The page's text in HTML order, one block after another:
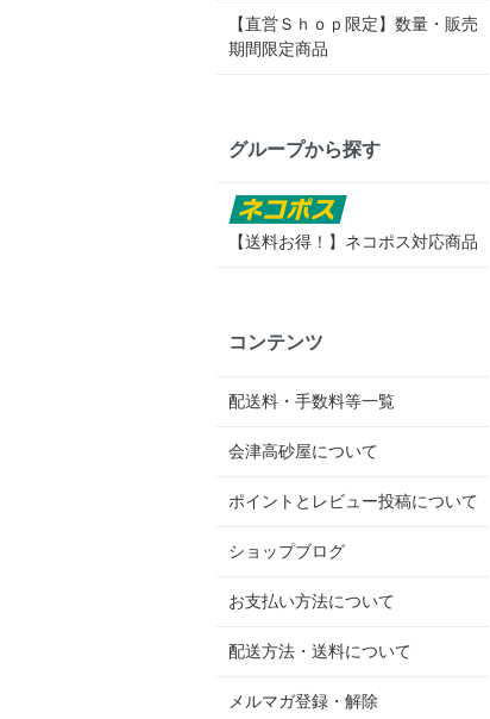
【直営Ｓｈｏｐ限定】数量・販売
期間限定商品
グループから探す
【送料お得！】ネコポス対応商品
コンテンツ
配送料・手数料等一覧
会津高砂屋について
ポイントとレビュー投稿について
ショップブログ
お支払い方法について
配送方法・送料について
メルマガ登録・解除